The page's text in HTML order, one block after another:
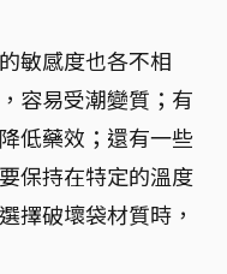
敏感度也各不相
容易受潮變質；有
低藥效；還有一些
保持在特定的溫度
擇破壞袋材質時，